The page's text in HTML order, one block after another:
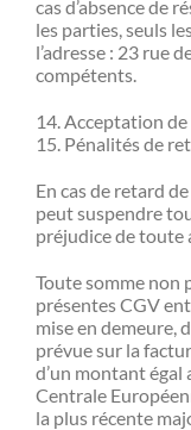
cas d’absence de
les parties, seuls
l’adresse : 23 rue
compétents.
14. Acceptation de
15. Pénalités de
En cas de retard
peut suspendre
préjudice de toute
Toute somme non
présentes CGV
mise en demeure,
prévue sur la
d’un montant égal
Centrale
la plus récente